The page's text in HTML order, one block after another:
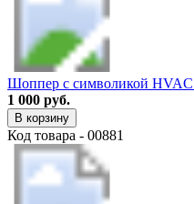
Шоппер с символикой
1 000 руб.
В корзину
Код товара - 00881